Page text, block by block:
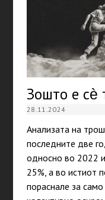
Зошто е сѐ
28.11.2024
Анализата на
последните две
односно во 2022
25%, а во истиот
пораснале за